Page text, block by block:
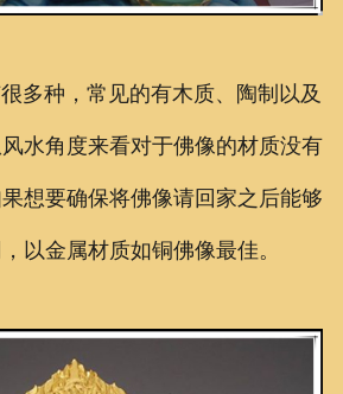
多种，常见的有木质、陶制以及
水角度来看对于佛像的材质没有
想要确保将佛像请回家之后能够
以金属材质如铜佛像最佳。